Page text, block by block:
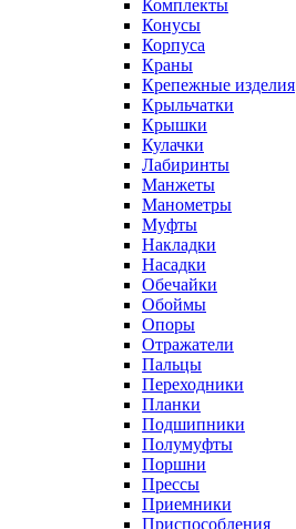
Комплекты
Конусы
Корпуса
Краны
Крепежные изделия
Крыльчатки
Крышки
Кулачки
Лабиринты
Манжеты
Манометры
Муфты
Накладки
Насадки
Обечайки
Обоймы
Опоры
Отражатели
Пальцы
Переходники
Планки
Подшипники
Полумуфты
Поршни
Прессы
Приемники
Приспособления